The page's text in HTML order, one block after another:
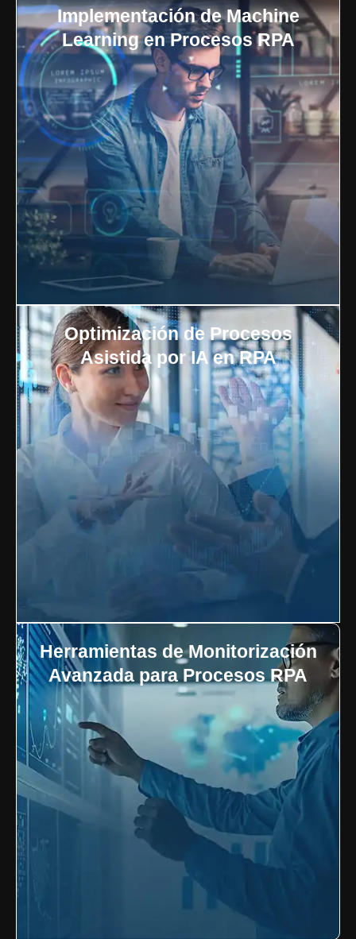
Implementación de Machine
Learning en Procesos RPA
Optimización de Procesos
Asistida por IA en RPA
Herramientas de Monitorización
Avanzada para Procesos RPA